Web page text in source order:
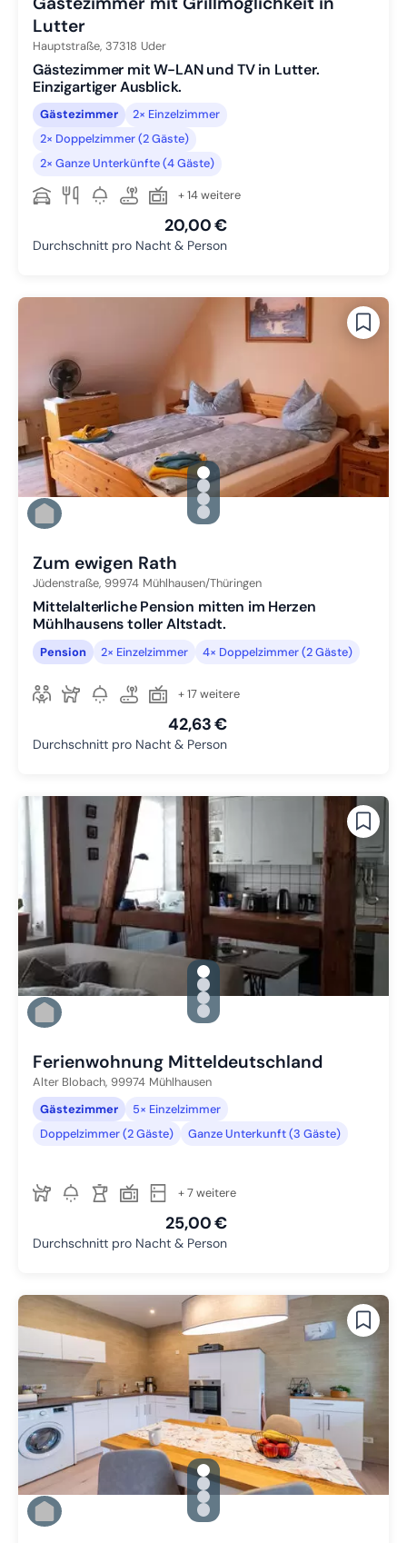
Lutter
Hauptstraße, 37318 Uder
Gästezimmer mit W-LAN und TV in Lutter.
Einzigartiger Ausblick.
Gästezimmer
2× Einzelzimmer
2× Doppelzimmer (2 Gäste)
2× Ganze Unterkünfte (4 Gäste)
+ 14 weitere
20,00 €
Durchschnitt pro Nacht & Person
gallery.slide_selector
Zu Slide 1 wechseln
Zu Slide 2 wechseln
Zu Slide 3 wechseln
Zu Slide 4 wechseln
Zum ewigen Rath
Jüdenstraße, 99974 Mühlhausen/Thüringen
Mittelalterliche Pension mitten im Herzen
Mühlhausens toller Altstadt.
Pension 2× Einzelzimmer 4× Doppelzimmer (2 Gäste)
+ 17 weitere
42,63 €
Durchschnitt pro Nacht & Person
gallery.slide_selector
Zu Slide 1 wechseln
Zu Slide 2 wechseln
Zu Slide 3 wechseln
Zu Slide 4 wechseln
Ferienwohnung Mitteldeutschland
Alter Blobach, 99974 Mühlhausen
Gästezimmer
5× Einzelzimmer
Doppelzimmer (2 Gäste)
Ganze Unterkunft (3 Gäste)
+ 7 weitere
25,00 €
Durchschnitt pro Nacht & Person
gallery.slide_selector
Zu Slide 1 wechseln
Zu Slide 2 wechseln
Zu Slide 3 wechseln
Zu Slide 4 wechseln